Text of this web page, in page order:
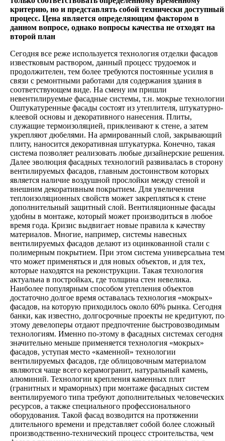
критерию, но и представлять собой технически доступный
процесс. Цена является определяющим фактором в
данном вопросе, однако вопросы качества не отходят на
второй план
Сегодня все реже используется технология отделки фасадов
известковым раствором, данный процесс трудоемок и
продолжителен, тем более требуются постоянные усилия в
связи с ремонтными работами для содержания здания в
соответствующем виде. На смену им пришли
невентилируемые фасадные системы, т.н. мокрые
Оштукатуренные фасады состоят из утеплителя, штукатурно-
клеевой основы и декоративного нанесения. Плиты,
служащие термоизоляцией, приклеивают к стене, а затем
укрепляют дюбелями. На армированный слой, закрывающий
плиту, наносится декоративная штукатурка. Конечно, такая
система позволяет реализовать любые дизайнерские решения.
Далее эволюция фасадных технологий развивалась в сторону
вентилируемых фасадов, главным достоинством которых
является наличие воздушной прослойки между стеной и
внешним декоративным покрытием. Для увеличения
теплоизоляционных свойств может закрепляться к стене
дополнительный защитный слой. Вентиляционные фасады
удобны в монтаже, который может производиться в любое
время года. Кризис выдвигает новые правила к качеству
материалов. Многие, например, системы навесных
вентилируемых фасадов делают из оцинкованной стали с
полимерным покрытием. При этом система универсальна
что может применяться и для новых объектов, и для тех,
которые находятся на реконструкции. Такая технология
актуальна в постройках, где толщина стен невелика.
Наиболее популярным способом утепления объектов
достаточно долгое время оставалась технология «мокрых»
фасадов, на которую приходилось около 60% рынка. Сегодня
банки, как известно, долгосрочные проекты не кредитуют,
этому девелоперы отдают предпочтение быстровозводимым
технологиям. Именно по-этому в фасадных системах сегодня
значительно меньше применяется технология «мокрых»
фасадов, уступая место «каменной» технологии
вентилируемых фасадов, где облицовочным материалом
являются чаще всего керамогранит, натуральный камень,
алюминий. Технологии крепления каменных плит
(гранитных и мраморных) при монтаже фасадных систем
вентилируемого типа требуют дополнительных человеческих
ресурсов, а также специального профессионального
оборудования. Такой фасад возводится на протяжении
длительного времени и представляет собой более сложный
производственно-технический процесс строительства, чем